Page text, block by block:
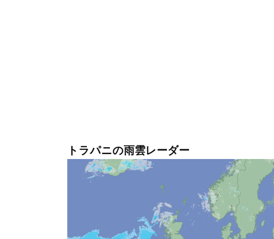
トラパニの雨雲レーダー